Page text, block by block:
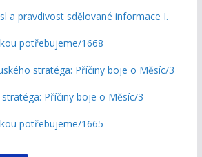
a pravdivost sdělované informace I.
potřebujeme/1668
stratéga: Příčiny boje o Měsíc/3
Příčiny boje o Měsíc/3
potřebujeme/1665